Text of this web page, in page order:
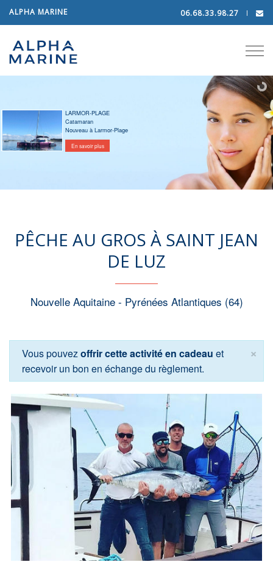
ALPHA MARINE 06.68.33.98.27
LARMOR-PLAGE
Catamaran
Nouveau à Larmor-Plage
En savoir plus
PÊCHE AU GROS À SAINT JEAN
DE LUZ
Nouvelle Aquitaine - Pyrénées Atlantiques (64)
×
Vous pouvezoffrir cette activité en cadeau et
recevoir un bon en échange du règlement.